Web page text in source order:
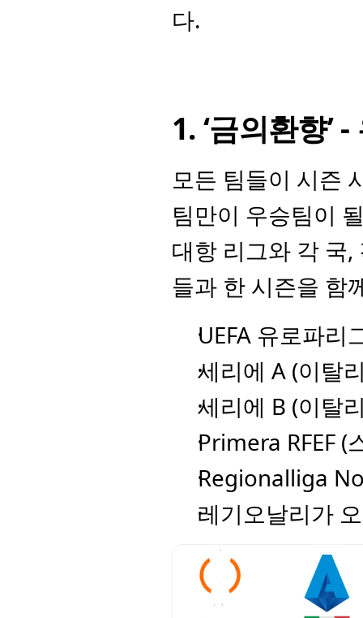
다.
1. ‘금의환향’
모든 팀들이 시즌
팀만이 우승팀이
대항 리그와 각 국
들과 한 시즌을 함
UEFA 유로파리
세리에 A (이탈
세리에 B (이탈
Primera RFEF (
Regionalliga
레기오날리가